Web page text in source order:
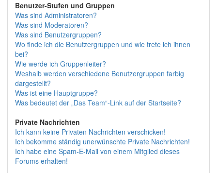
Benutzer-Stufen und Gruppen
Was sind Administratoren?
Was sind Moderatoren?
Was sind Benutzergruppen?
Wo finde ich die Benutzergruppen und wie trete ich ihnen
bei?
Wie werde ich Gruppenleiter?
Weshalb werden verschiedene Benutzergruppen farbig
dargestellt?
Was ist eine Hauptgruppe?
Was bedeutet der „Das Team“-Link auf der Startseite?
Private Nachrichten
Ich kann keine Privaten Nachrichten verschicken!
Ich bekomme ständig unerwünschte Private Nachrichten!
Ich habe eine Spam-E-Mail von einem Mitglied dieses
Forums erhalten!